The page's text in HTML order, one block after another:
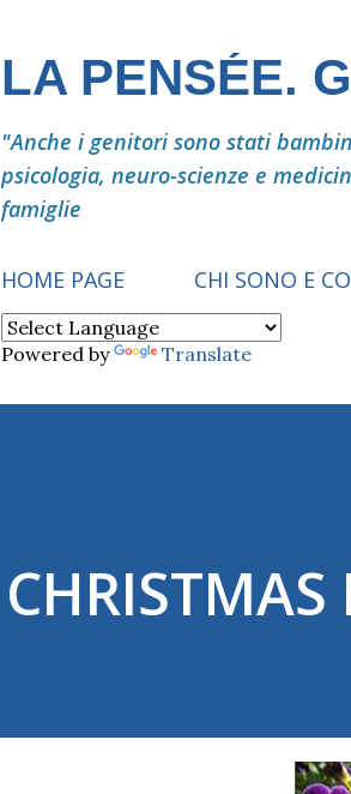
LA PENSÉE.
"Anche i genitori sono stati
psicologia, neuro-scienze e
famiglie
HOME PAGE CHI SONO E
Powered by Translate